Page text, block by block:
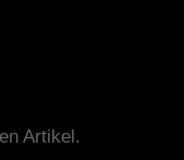
Artikel.